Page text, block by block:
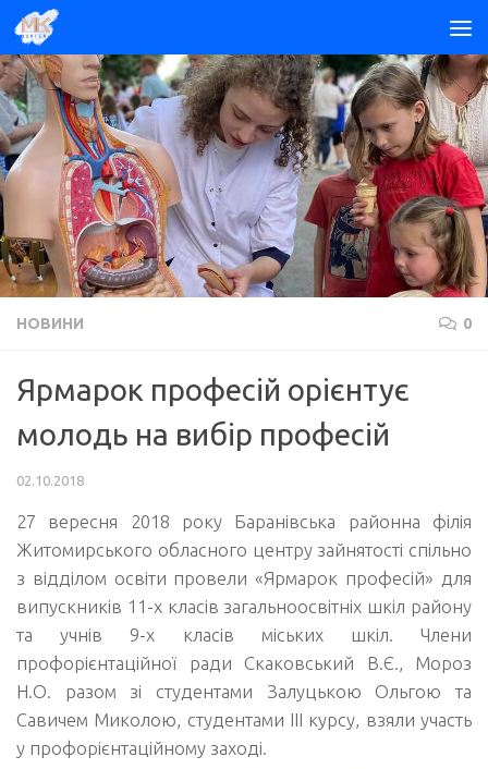
Skip to content
НОВИНИ 0
Ярмарок професій орієнтує
молодь на вибір професій
02.10.2018
27 вересня 2018 року Баранівська районна філія
Житомирського обласного центру зайнятості спільно
з відділом освіти провели «Ярмарок професій» для
випускників 11-х класів загальноосвітніх шкіл району
та учнів 9-х класів міських шкіл. Члени
профорієнтаційної ради Скаковський В.Є., Мороз
Н.О. разом зі студентами Залуцькою Ольгою та
Савичем Миколою, студентами ІІІ курсу, взяли участь
у профорієнтаційному заході.